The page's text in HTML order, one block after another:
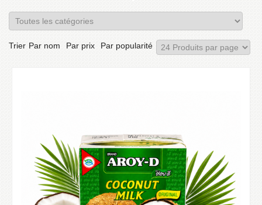
Trier Par nom Par prix Par popularité